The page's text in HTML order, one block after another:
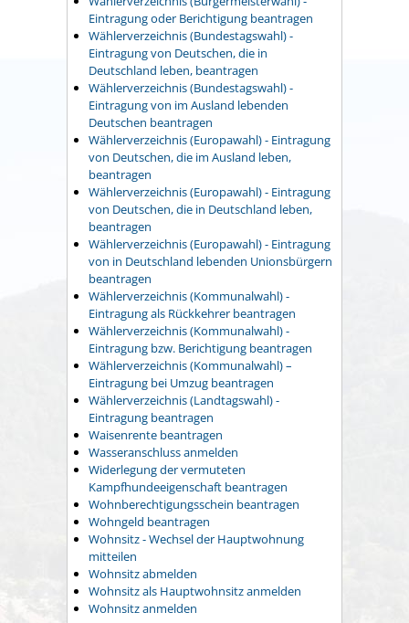
Eintragung oder Berichtigung beantragen
Wählerverzeichnis (Bundestagswahl) -
Eintragung von Deutschen, die in
Deutschland leben, beantragen
Wählerverzeichnis (Bundestagswahl) -
Eintragung von im Ausland lebenden
Deutschen beantragen
Wählerverzeichnis (Europawahl) - Eintragung
von Deutschen, die im Ausland leben,
beantragen
Wählerverzeichnis (Europawahl) - Eintragung
von Deutschen, die in Deutschland leben,
beantragen
Wählerverzeichnis (Europawahl) - Eintragung
von in Deutschland lebenden Unionsbürgern
beantragen
Wählerverzeichnis (Kommunalwahl) -
Eintragung als Rückkehrer beantragen
Wählerverzeichnis (Kommunalwahl) -
Eintragung bzw. Berichtigung beantragen
Wählerverzeichnis (Kommunalwahl) –
Eintragung bei Umzug beantragen
Wählerverzeichnis (Landtagswahl) -
Eintragung beantragen
Waisenrente beantragen
Wasseranschluss anmelden
Widerlegung der vermuteten
Kampfhundeeigenschaft beantragen
Wohnberechtigungsschein beantragen
Wohngeld beantragen
Wohnsitz - Wechsel der Hauptwohnung
mitteilen
Wohnsitz abmelden
Wohnsitz als Hauptwohnsitz anmelden
Wohnsitz anmelden